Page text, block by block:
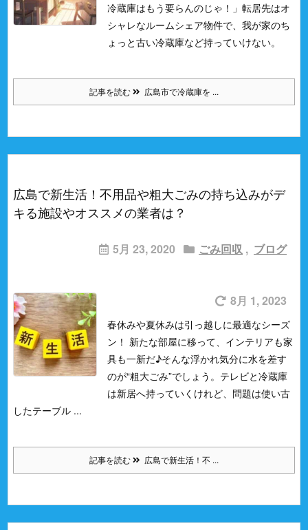
冷蔵庫はもう要らんのじゃ！」 転居先はオ
シャレなルームシェア物件で、我が家のち
ょっと古い冷蔵庫など持っていけない。
記事を読む 広島市で冷蔵庫を ...
広島で新生活！不用品や粗大ごみの持ち込みがデ
キる施設やオススメの業者は？
5月 23, 2020 ごみ回収 , ブログ
8月 1, 2023
春休みや夏休みは引っ越しに最適なシーズ
ン！ 新たな部屋に移って、インテリアも家
具も一新だ♪そんな浮かれ気分に水を差す
のが“粗大ごみ”でしょう。 テレビと冷蔵庫
は新居へ持っていくけれど、問題は使い古
したテーブル ...
記事を読む 広島で新生活！不 ...